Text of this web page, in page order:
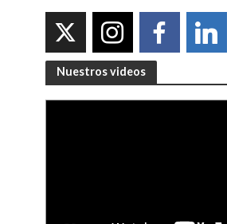
Nuestros videos